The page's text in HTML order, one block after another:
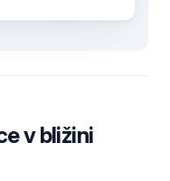
v bližini